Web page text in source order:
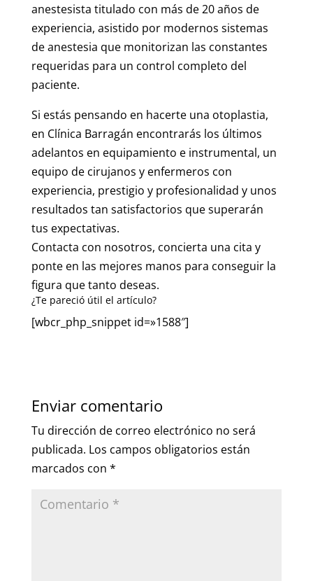
anestesista titulado con más de 20 años de
experiencia, asistido por modernos sistemas
de anestesia que monitorizan las constantes
requeridas para un control completo del
paciente.
Si estás pensando en hacerte una otoplastia,
en Clínica Barragán encontrarás los últimos
adelantos en equipamiento e instrumental, un
equipo de cirujanos y enfermeros con
experiencia, prestigio y profesionalidad y unos
resultados tan satisfactorios que superarán
tus expectativas.
Contacta con nosotros, concierta una cita y
ponte en las mejores manos para conseguir la
figura que tanto deseas.
¿Te pareció útil el artículo?
[wbcr_php_snippet id=»1588″]
Enviar comentario
Tu dirección de correo electrónico no será
publicada. Los campos obligatorios están
marcados con *